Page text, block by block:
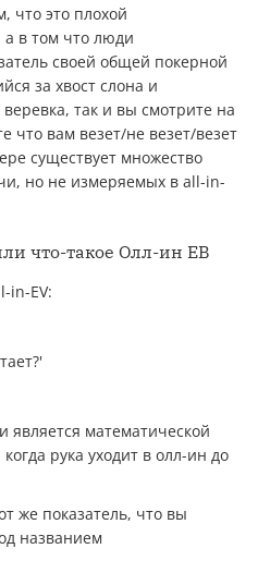
что это плохой
а в том что люди
своей общей покерной
за хвост слона и
так и вы смотрите на
что вам везет/не везет/везет
существует множество
но не измеряемых в all-in-
что-такое Олл-ин ЕВ
in-EV:
является математической
рука уходит в олл-ин до
же показатель, что вы
названием